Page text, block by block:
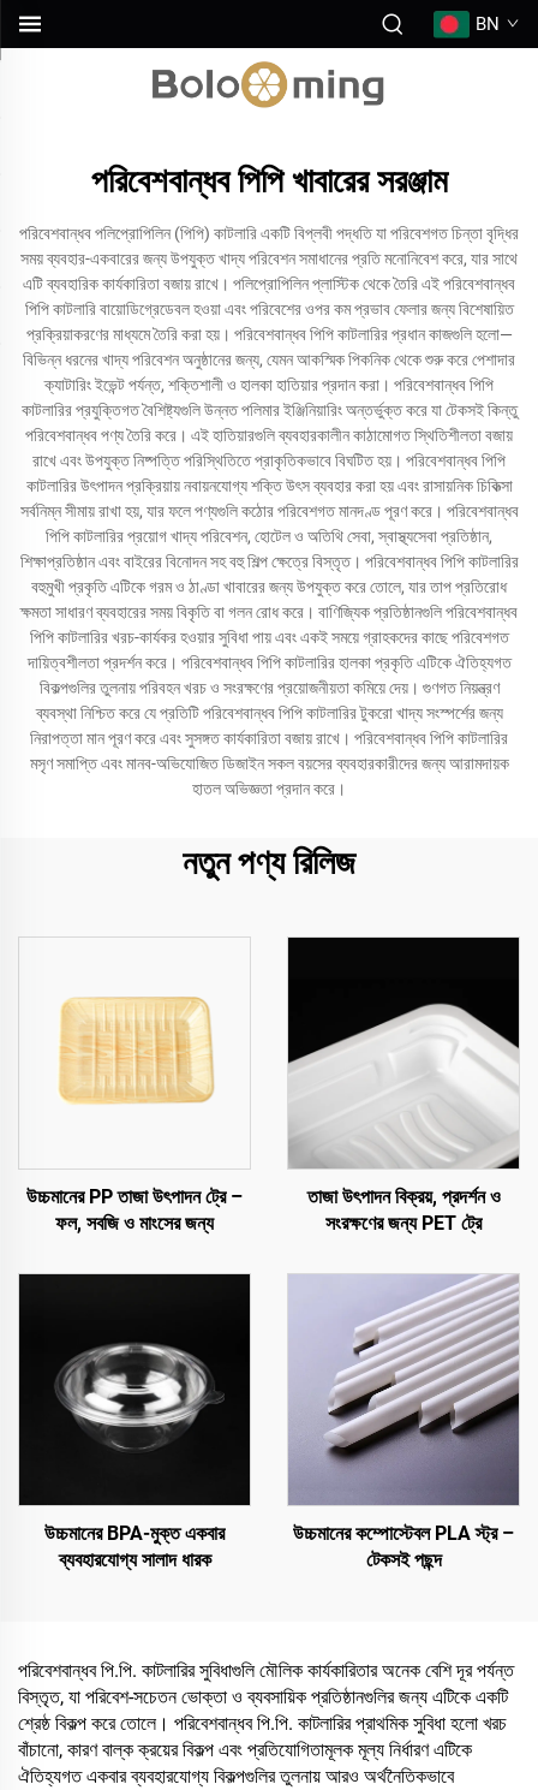
BN
পরিবেশবান্ধব পিপি খাবারের সরঞ্জাম
পরিবেশবান্ধব পলিপ্রোপিলিন (পিপি) কাটলারি একটি বিপ্লবী পদ্ধতি যা পরিবেশগত চিন্তা বৃদ্ধির
সময় ব্যবহার-একবারের জন্য উপযুক্ত খাদ্য পরিবেশন সমাধানের প্রতি মনোনিবেশ করে, যার সাথে
এটি ব্যবহারিক কার্যকারিতা বজায় রাখে। পলিপ্রোপিলিন প্লাস্টিক থেকে তৈরি এই পরিবেশবান্ধব
পিপি কাটলারি বায়োডিগ্রেডেবল হওয়া এবং পরিবেশের ওপর কম প্রভাব ফেলার জন্য বিশেষায়িত
প্রক্রিয়াকরণের মাধ্যমে তৈরি করা হয়। পরিবেশবান্ধব পিপি কাটলারির প্রধান কাজগুলি হলো—
বিভিন্ন ধরনের খাদ্য পরিবেশন অনুষ্ঠানের জন্য, যেমন আকস্মিক পিকনিক থেকে শুরু করে পেশাদার
ক্যাটারিং ইভেন্ট পর্যন্ত, শক্তিশালী ও হালকা হাতিয়ার প্রদান করা। পরিবেশবান্ধব পিপি
কাটলারির প্রযুক্তিগত বৈশিষ্ট্যগুলি উন্নত পলিমার ইঞ্জিনিয়ারিং অন্তর্ভুক্ত করে যা টেকসই কিন্তু
পরিবেশবান্ধব পণ্য তৈরি করে। এই হাতিয়ারগুলি ব্যবহারকালীন কাঠামোগত স্থিতিশীলতা বজায়
রাখে এবং উপযুক্ত নিষ্পত্তি পরিস্থিতিতে প্রাকৃতিকভাবে বিঘটিত হয়। পরিবেশবান্ধব পিপি
কাটলারির উৎপাদন প্রক্রিয়ায় নবায়নযোগ্য শক্তি উৎস ব্যবহার করা হয় এবং রাসায়নিক চিকিত্সা
সর্বনিম্ন সীমায় রাখা হয়, যার ফলে পণ্যগুলি কঠোর পরিবেশগত মানদণ্ড পূরণ করে। পরিবেশবান্ধব
পিপি কাটলারির প্রয়োগ খাদ্য পরিবেশন, হোটেল ও অতিথি সেবা, স্বাস্থ্যসেবা প্রতিষ্ঠান,
শিক্ষাপ্রতিষ্ঠান এবং বাইরের বিনোদন সহ বহু শিল্প ক্ষেত্রে বিস্তৃত। পরিবেশবান্ধব পিপি কাটলারির
বহুমুখী প্রকৃতি এটিকে গরম ও ঠাণ্ডা খাবারের জন্য উপযুক্ত করে তোলে, যার তাপ প্রতিরোধ
ক্ষমতা সাধারণ ব্যবহারের সময় বিকৃতি বা গলন রোধ করে। বাণিজ্যিক প্রতিষ্ঠানগুলি পরিবেশবান্ধব
পিপি কাটলারির খরচ-কার্যকর হওয়ার সুবিধা পায় এবং একই সময়ে গ্রাহকদের কাছে পরিবেশগত
দায়িত্বশীলতা প্রদর্শন করে। পরিবেশবান্ধব পিপি কাটলারির হালকা প্রকৃতি এটিকে ঐতিহ্যগত
বিকল্পগুলির তুলনায় পরিবহন খরচ ও সংরক্ষণের প্রয়োজনীয়তা কমিয়ে দেয়। গুণগত নিয়ন্ত্রণ
ব্যবস্থা নিশ্চিত করে যে প্রতিটি পরিবেশবান্ধব পিপি কাটলারির টুকরো খাদ্য সংস্পর্শের জন্য
নিরাপত্তা মান পূরণ করে এবং সুসঙ্গত কার্যকারিতা বজায় রাখে। পরিবেশবান্ধব পিপি কাটলারির
মসৃণ সমাপ্তি এবং মানব-অভিযোজিত ডিজাইন সকল বয়সের ব্যবহারকারীদের জন্য আরামদায়ক
হাতল অভিজ্ঞতা প্রদান করে।
নতুন পণ্য রিলিজ
উচ্চমানের PP তাজা উৎপাদন ট্রে –
ফল, সবজি ও মাংসের জন্য
তাজা উৎপাদন বিক্রয়, প্রদর্শন ও
সংরক্ষণের জন্য PET ট্রে
উচ্চমানের BPA-মুক্ত একবার
ব্যবহারযোগ্য সালাদ ধারক
উচ্চমানের কম্পোস্টেবল PLA স্ট্র –
টেকসই পছন্দ
পরিবেশবান্ধব পি.পি. কাটলারির সুবিধাগুলি মৌলিক কার্যকারিতার অনেক বেশি দূর পর্যন্ত
বিস্তৃত, যা পরিবেশ-সচেতন ভোক্তা ও ব্যবসায়িক প্রতিষ্ঠানগুলির জন্য এটিকে একটি
শ্রেষ্ঠ বিকল্প করে তোলে। পরিবেশবান্ধব পি.পি. কাটলারির প্রাথমিক সুবিধা হলো খরচ
বাঁচানো, কারণ বাল্ক ক্রয়ের বিকল্প এবং প্রতিযোগিতামূলক মূল্য নির্ধারণ এটিকে
ঐতিহ্যগত একবার ব্যবহারযোগ্য বিকল্পগুলির তুলনায় আরও অর্থনৈতিকভাবে